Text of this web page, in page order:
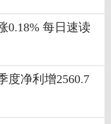
0.18% 每日速读
度净利增2560.7